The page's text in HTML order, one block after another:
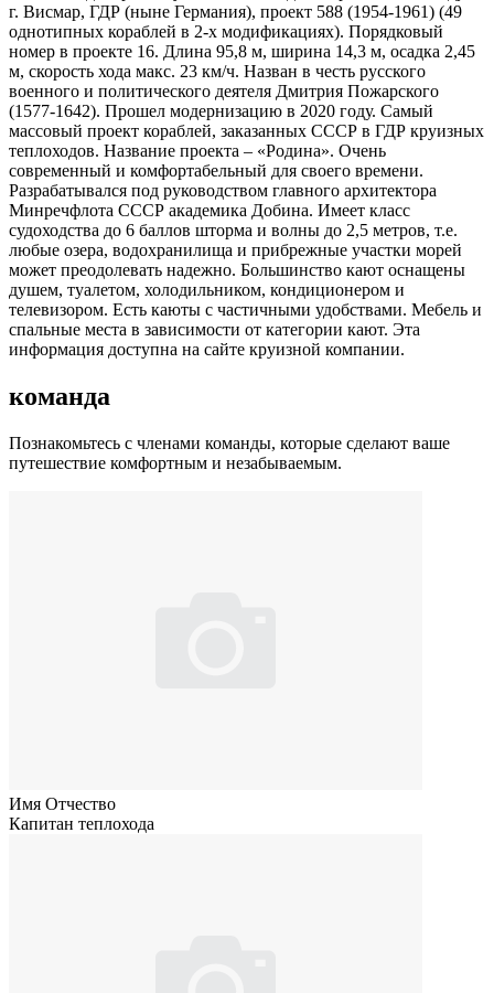
г. Висмар, ГДР (ныне Германия), проект 588 (1954-1961) (49
однотипных кораблей в 2-х модификациях). Порядковый
номер в проекте 16. Длина 95,8 м, ширина 14,3 м, осадка 2,45
м, скорость хода макс. 23 км/ч. Назван в честь русского
военного и политического деятеля Дмитрия Пожарского
(1577-1642). Прошел модернизацию в 2020 году. Самый
массовый проект кораблей, заказанных СССР в ГДР круизных
теплоходов. Название проекта – «Родина». Очень
современный и комфортабельный для своего времени.
Разрабатывался под руководством главного архитектора
Минречфлота СССР академика Добина. Имеет класс
судоходства до 6 баллов шторма и волны до 2,5 метров, т.е.
любые озера, водохранилища и прибрежные участки морей
может преодолевать надежно. Большинство кают оснащены
душем, туалетом, холодильником, кондиционером и
телевизором. Есть каюты с частичными удобствами. Мебель и
спальные места в зависимости от категории кают. Эта
информация доступна на сайте круизной компании.
команда
Познакомьтесь с членами команды, которые сделают ваше
путешествие комфортным и незабываемым.
Имя Отчество
Капитан теплохода